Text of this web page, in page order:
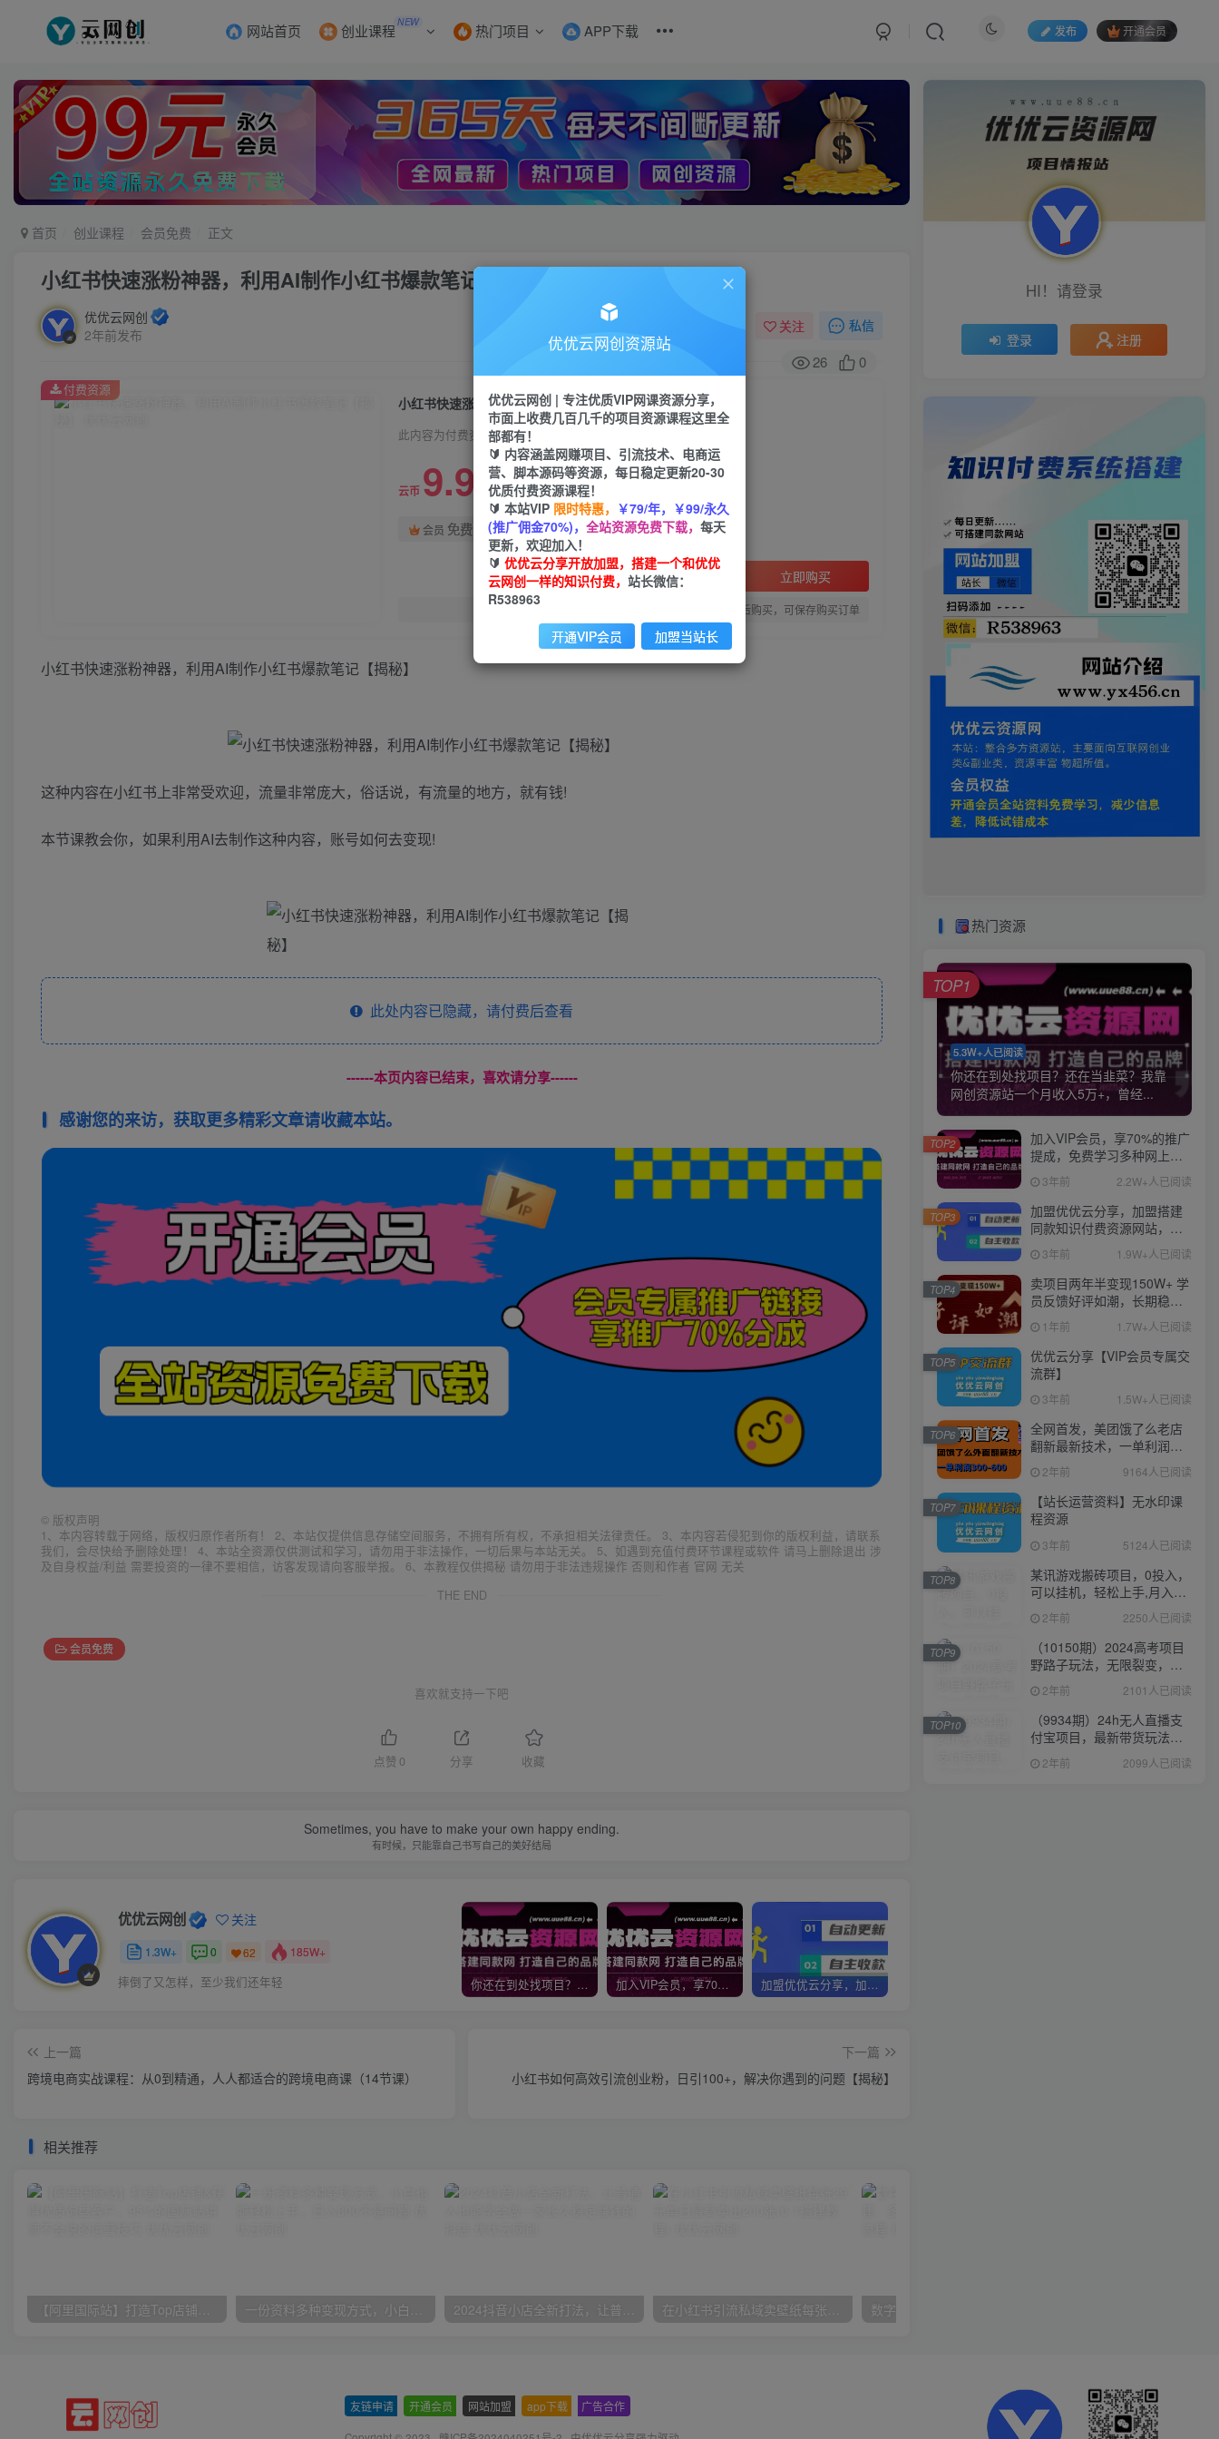
网站首页 创业课程 NEW 热门项目 APP下载 发布 开通会员
首页 创业课程 会员免费 正文
小红书快速涨粉神器，利用AI制作小红书爆款笔记【揭秘】
优优云网创
2年前发布
关注 私信
26 0
小红书快速涨粉神器，利用AI制作小红书爆款笔记【揭秘】
此内容为付费资源，请付费后查看
云币 9.9 限时特惠
云币99
会员 免费
立即购买
您当前未登录！建议登陆后购买，可保存购买订单
付费资源
小红书快速涨粉神器，利用AI制作小红书爆款笔记【揭秘】
这种内容在小红书上非常受欢迎，流量非常庞大，俗话说，有流量的地方，就有钱!
本节课教会你，如果利用AI去制作这种内容，账号如何去变现!
此处内容已隐藏，请付费后查看
------本页内容已结束，喜欢请分享------
感谢您的来访，获取更多精彩文章请收藏本站。
© 版权声明
1、本内容转载于网络，版权归原作者所有！ 2、本站仅提供信息存储空间服务，不拥有所有权，不承担相关法律责任。 3、本内容若侵犯到你的版权利益，请联系
我们，会尽快给予删除处理！ 4、本站全资源仅供测试和学习，请勿用于非法操作，一切后果与本站无关。 5、如遇到充值付费环节课程或软件 请马上删除退出 涉
及自身权益/利益 需要投资的一律不要相信，访客发现请向客服举报。 6、本教程仅供揭秘 请勿用于非法违规操作 否则和作者 官网 无关
THE END
会员免费
喜欢就支持一下吧
点赞 0 分享 收藏
Sometimes, you have to make your own happy ending.
有时候，只能靠自己书写自己的美好结局
优优云网创 关注
1.3W+ 0 62 185W+
摔倒了又怎样，至少我们还年轻 你还在到处找项目？还在当韭菜？我靠网创资源站一个月收入5万+，曾经我也是个失败者。 加入VIP会员，享70%的推广提成，免费学习多种网上创业课程，菜鸟秒变大神！ 加盟优优云分享，加盟搭建同款知识付费资源网站，实现长期稳定被动收入~
上一篇
跨境电商实战课程：从0到精通，人人都适合的跨境电商课（14节课）
下一篇
小红书如何高效引流创业粉，日引100+，解决你遇到的问题【揭秘】
相关推荐
【阿里国际站】打造Top店铺&获得优质询盘客户，​95%的国际站讲师不会说的运营技巧 一份资料多种变现方式，小白也能轻松上手，日入800不是问题 2024抖音小店全新打法，让普通人也能学会做一家长久稳定赚钱的抖店 在小红书引流私域卖壁纸每张29元单日最高卖出200张(0-1搭建教程)
HI！请登录
登录 注册
热门资源
5.3W+人已阅读
你还在到处找项目？还在当韭菜？我靠
网创资源站一个月收入5万+，曾经...
TOP1
加入VIP会员，享70%的推广
提成，免费学习多种网上创
业课程，菜鸟秒变大神！
3年前 2.2W+人已阅读
TOP2
加盟优优云分享，加盟搭建
同款知识付费资源网站，实
现长期稳定被动收入~
3年前 1.9W+人已阅读
TOP3
卖项目两年半变现150W+ 学
员反馈好评如潮，长期稳定
变现，可以一直干到老！
1年前 1.7W+人已阅读
TOP4
优优云分享【VIP会员专属交
流群】
3年前 1.5W+人已阅读
TOP5
全网首发，美团饿了么老店
翻新最新技术，一单利润
300-600
2年前 9164人已阅读
TOP6
【站长运营资料】无水印课
程资源
3年前 5124人已阅读
TOP7
某讯游戏搬砖项目，0投入，
可以挂机，轻松上手,月入
3000+上不封顶
2年前 2250人已阅读
TOP8
（10150期）2024高考项目
野路子玩法，无限裂变，最
高一天1W＋！
2年前 2101人已阅读
TOP9
（9934期）24h无人直播支
付宝项目，最新带货玩法，
纯躺赚实测日入500+
2年前 2099人已阅读
TOP10
友链申请 开通会员 网站加盟 app下载 广告合作
优优云网创资源站
优优云网创 | 专注优质VIP网课资源分享，
市面上收费几百几千的项目资源课程这里全
部都有！
🔰 内容涵盖网赚项目、引流技术、电商运
营、脚本源码等资源，每日稳定更新20-30
优质付费资源课程！
🔰 本站VIP 限时特惠， ￥79/年，￥99/永久
(推广佣金70%)， 全站资源免费下载， 每天
更新，欢迎加入！
🔰 优优云分享开放加盟，搭建一个和优优
云网创一样的知识付费， 站长微信：
R538963
开通VIP会员 加盟当站长